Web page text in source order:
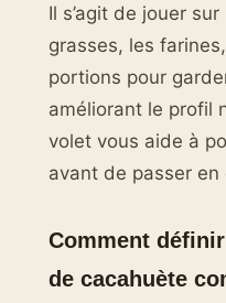
Il s’agit de jouer
grasses, les
portions pour
améliorant le profil
volet vous aide à
avant de passer en
Comment
de cacahuète